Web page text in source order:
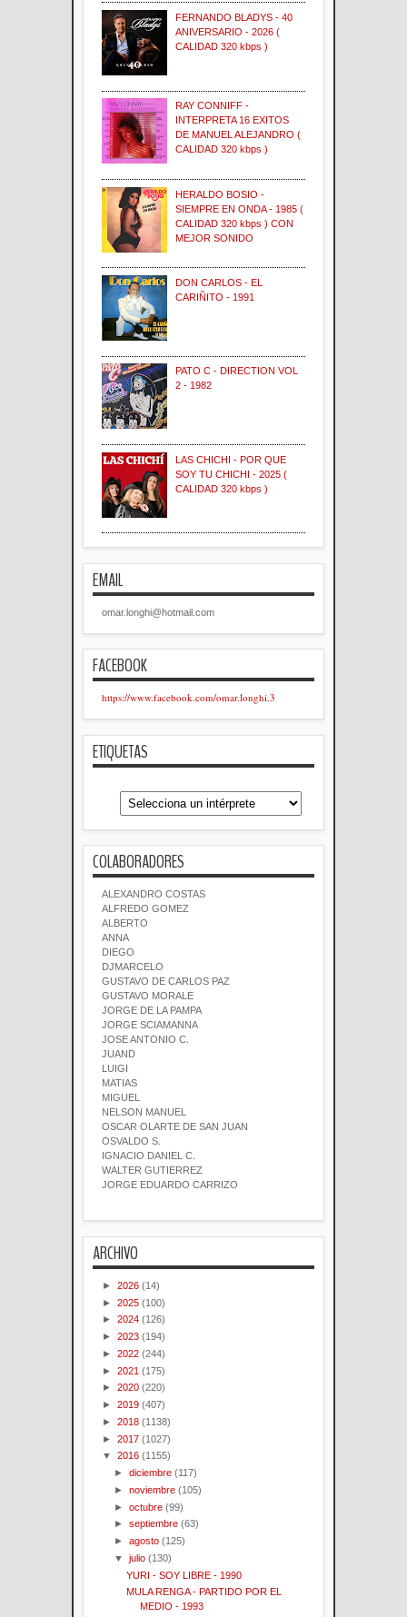
FERNANDO BLADYS - 40
ANIVERSARIO - 2026 (
CALIDAD 320 kbps )
RAY CONNIFF -
INTERPRETA 16 EXITOS
DE MANUEL ALEJANDRO (
CALIDAD 320 kbps )
HERALDO BOSIO -
SIEMPRE EN ONDA - 1985 (
CALIDAD 320 kbps ) CON
MEJOR SONIDO
DON CARLOS - EL
CARIÑITO - 1991
PATO C - DIRECTION VOL
2 - 1982
LAS CHICHI - POR QUE
SOY TU CHICHI - 2025 (
CALIDAD 320 kbps )
EMAIL
omar.longhi@hotmail.com
FACEBOOK
https://www.facebook.com/omar.longhi.3
ETIQUETAS
COLABORADORES
ALEXANDRO COSTAS
ALFREDO GOMEZ
ALBERTO
ANNA
DIEGO
DJMARCELO
GUSTAVO DE CARLOS PAZ
GUSTAVO MORALE
JORGE DE LA PAMPA
JORGE SCIAMANNA
JOSE ANTONIO C.
JUAND
LUIGI
MATIAS
MIGUEL
NELSON MANUEL
OSCAR OLARTE DE SAN JUAN
OSVALDO S.
IGNACIO DANIEL C.
WALTER GUTIERREZ
JORGE EDUARDO CARRIZO
ARCHIVO
► 2026 (14)
► 2025 (100)
► 2024 (126)
► 2023 (194)
► 2022 (244)
► 2021 (175)
► 2020 (220)
► 2019 (407)
► 2018 (1138)
► 2017 (1027)
▼ 2016 (1155)
►diciembre (117)
►noviembre (105)
►octubre (99)
►septiembre (63)
►agosto (125)
▼julio (130)
YURI - SOY LIBRE - 1990
MULA RENGA - PARTIDO POR EL
MEDIO - 1993